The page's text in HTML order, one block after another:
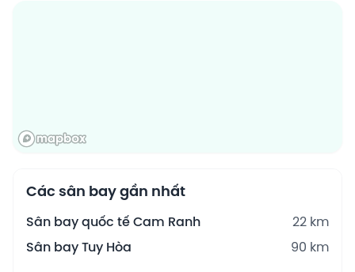
Các sân bay gần nhất
Sân bay quốc tế Cam Ranh
22 km
Sân bay Tuy Hòa
90 km